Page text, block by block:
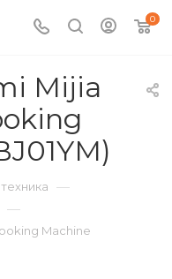
0
Mijia
—
—
Machine